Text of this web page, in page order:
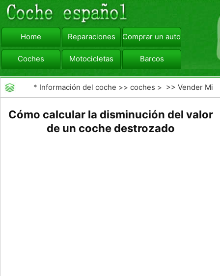
Home Reparaciones Comprar un automóvil
Coches Motocicletas Barcos
viajar Camiones
* Información del coche >>coches > >>Vender Mi
Cómo calcular la disminución del valor
de un coche destrozado